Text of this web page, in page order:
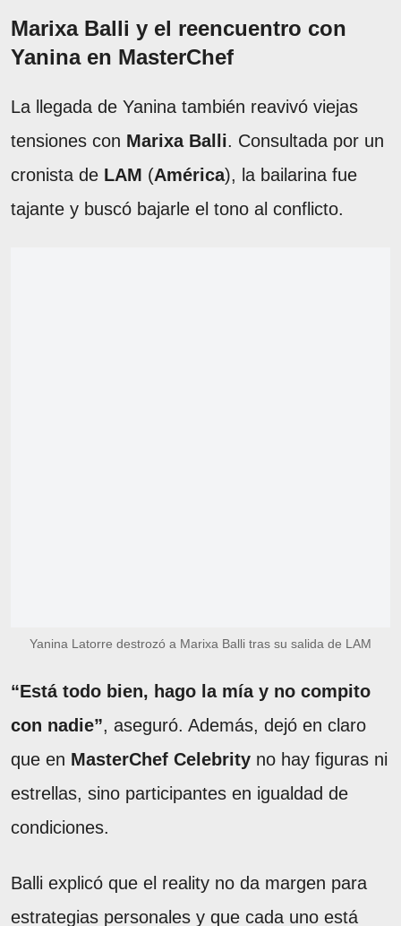
Marixa Balli y el reencuentro con
Yanina en MasterChef
La llegada de Yanina también reavivó viejas
tensiones con Marixa Balli. Consultada por un
cronista de LAM (América), la bailarina fue
tajante y buscó bajarle el tono al conflicto.
Yanina Latorre destrozó a Marixa Balli tras su salida de LAM
“Está todo bien, hago la mía y no compito
con nadie”, aseguró. Además, dejó en claro
que en MasterChef Celebrity no hay figuras ni
estrellas, sino participantes en igualdad de
condiciones.
Balli explicó que el reality no da margen para
estrategias personales y que cada uno está